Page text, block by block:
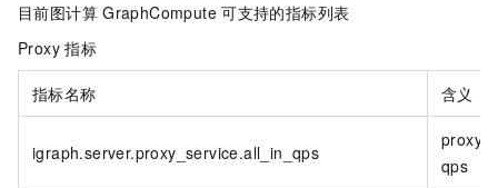
目前图计算 GraphCompute 可支持的指标列表
Proxy 指标
指标名称 含义
igraph.server.proxy_service.all_in_qps
proxy
qps